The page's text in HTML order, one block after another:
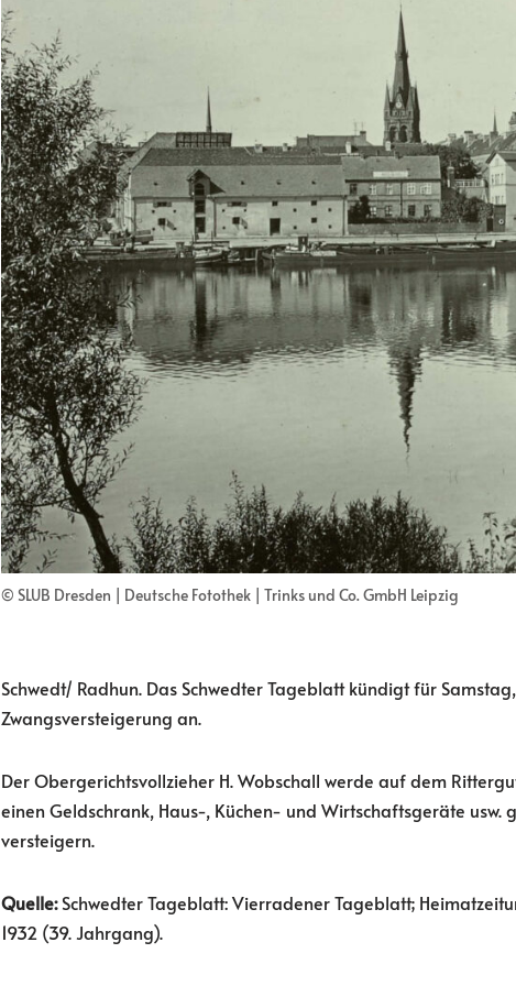
© SLUB Dresden | Deutsche Fotothek | Trinks und Co. GmbH Leipzig
Schwedt/ Radhun. Das Schwedter Tageblatt kündigt für
Zwangsversteigerung an.
Der Obergerichtsvollzieher H. Wobschall werde auf dem
einen Geldschrank, Haus-, Küchen- und Wirtschaftsgeräte
versteigern.
Quelle:Schwedter Tageblatt: Vierradener Tageblatt;
1932 (39. Jahrgang).